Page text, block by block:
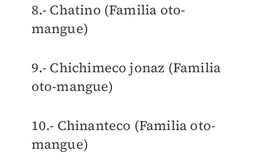
8.- Chatino (Familia oto-
mangue)
9.- Chichimeco jonaz (Familia
oto-mangue)
10.- Chinanteco (Familia oto-
mangue)